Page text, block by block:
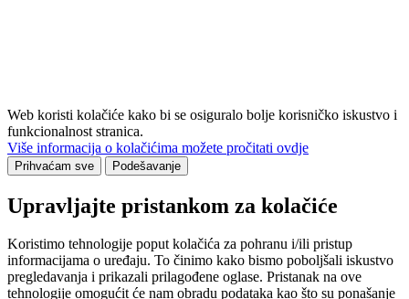
Web koristi kolačiće kako bi se osiguralo bolje korisničko iskustvo i
funkcionalnost stranica.
Više informacija o kolačićima možete pročitati ovdje
Prihvaćam sve Podešavanje
Upravljajte pristankom za kolačiće
Koristimo tehnologije poput kolačića za pohranu i/ili pristup
informacijama o uređaju. To činimo kako bismo poboljšali iskustvo
pregledavanja i prikazali prilagođene oglase. Pristanak na ove
tehnologije omogućit će nam obradu podataka kao što su ponašanje